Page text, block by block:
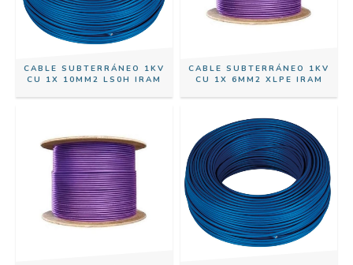
CABLE SUBTERRÁNEO 1KV
CU 1X 10MM2 LS0H IRAM
CABLE SUBTERRÁNEO 1KV
CU 1X 6MM2 XLPE IRAM